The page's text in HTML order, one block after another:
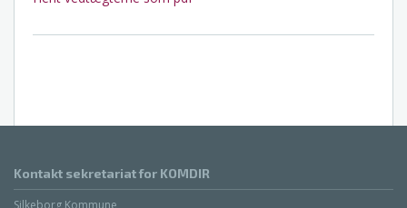
Kontakt sekretariat for KOMDIR
Silkeborg Kommune